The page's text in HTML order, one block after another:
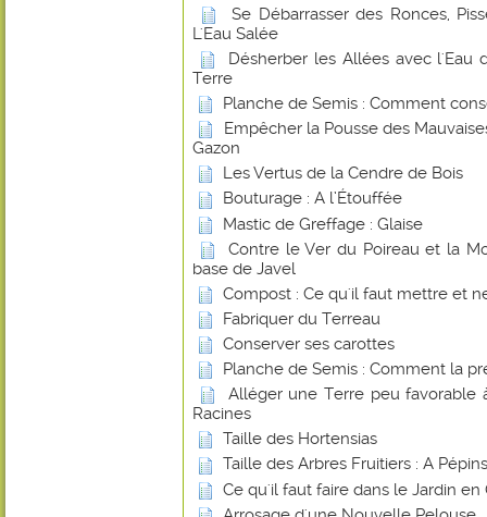
Se Débarrasser des Ronces,
L'Eau Salée
Désherber les Allées avec l'Eau
Terre
Planche de Semis : Comment
Empêcher la Pousse des
Gazon
Les Vertus de la Cendre de Bois
Bouturage : A l’Étouffée
Mastic de Greffage : Glaise
Contre le Ver du Poireau et la
base de Javel
Compost : Ce qu'il faut mettre et
Fabriquer du Terreau
Conserver ses carottes
Planche de Semis : Comment la
Alléger une Terre peu favorable
Racines
Taille des Hortensias
Taille des Arbres Fruitiers : A
Ce qu'il faut faire dans le Jardin en